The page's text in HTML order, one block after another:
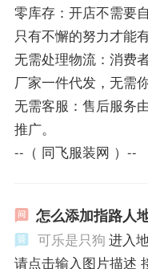
零库存：开店不需要
只有不懈的努力才能
无需处理物流：消费
厂家一件代发，无需
无需客服：售后服务
推广。
--（ 同飞服装网 ）--
怎么添加指路人
可乐是只狗 进入
请点击输入图片描述